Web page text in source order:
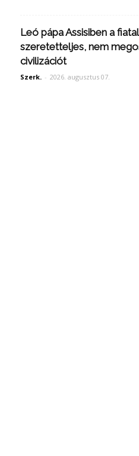
Leó pápa Assisiben a
szeretetteljes, nem
civilizációt
Szerk. - 2026. augusztus 07.